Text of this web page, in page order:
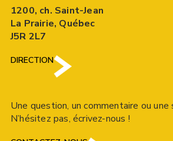
1200, ch. Saint-Jean
La Prairie, Québec
J5R 2L7
DIRECTION
Une question, un commentaire ou une
N’hésitez pas, écrivez-nous !